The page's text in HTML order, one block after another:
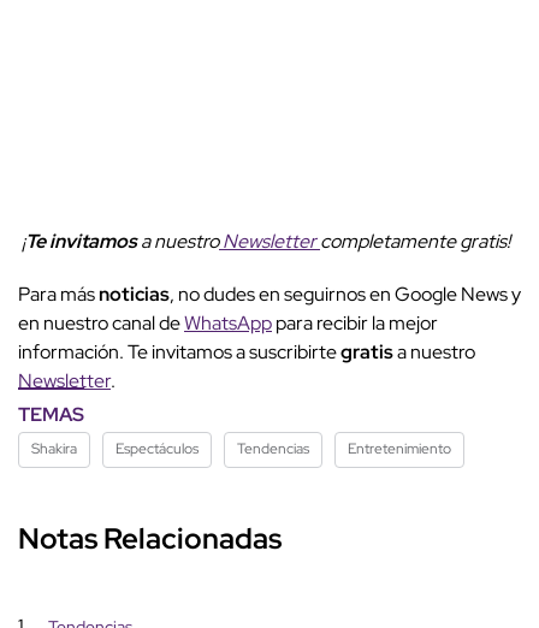
¡Te invitamosa nuestroNewslettercompletamente gratis!
Para másnoticias, no dudes en seguirnos en Google News y
en nuestro canal deWhatsApppara recibir la mejor
información. Te invitamos a suscribirtegratisa nuestro
Newsletter.
TEMAS
Shakira Espectáculos Tendencias Entretenimiento
Notas Relacionadas